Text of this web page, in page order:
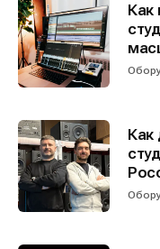
Как
Как